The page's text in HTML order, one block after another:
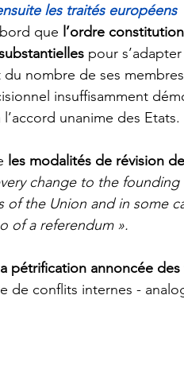
les traités européens
que l’ordre
pour
du nombre de ses
insuffisamment
unanime des Etats.
les modalités de révision
change to the
of the Union and in some
of a referendum ».
pétrification annoncée des
de conflits internes -